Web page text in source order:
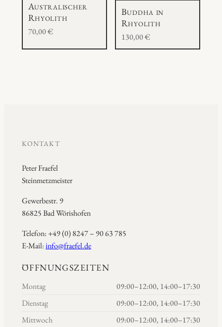
Australischer
Rhyolith
70,00€
Buddha in
Rhyolith
130,00€
KONTAKT
Peter Fraefel
Steinmetzmeister
Gewerbestr. 9
86825 Bad Wörishofen
Telefon: +49 (0) 8247 – 90 63 785
E-Mail:info@fraefel.de
ÖFFNUNGSZEITEN
Montag
09:00–12:00, 14:00–17:30
Dienstag
09:00–12:00, 14:00–17:30
Mittwoch
09:00–12:00, 14:00–17:30